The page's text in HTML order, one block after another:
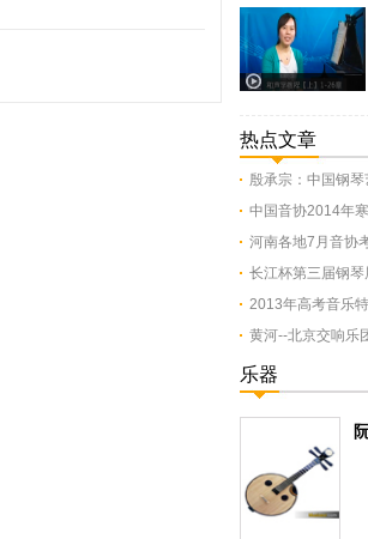
热点文章
殷承宗：中国钢
中国音协2014年
河南各地7月音协
长江杯第三届钢
2013年高考音乐
黄河--北京交响乐
乐器